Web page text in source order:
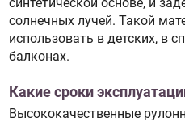
солнечных лучей. Такой
использовать в детских, в
балконах.
Какие сроки
Высококачественные